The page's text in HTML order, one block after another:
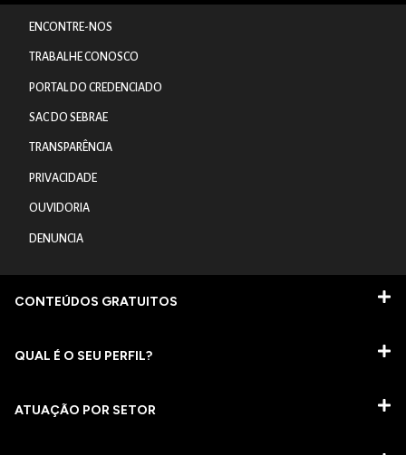
ENCONTRE-NOS
TRABALHE CONOSCO
PORTAL DO CREDENCIADO
SAC DO SEBRAE
TRANSPARÊNCIA
PRIVACIDADE
OUVIDORIA
DENUNCIA
CONTEÚDOS GRATUITOS
QUAL É O SEU PERFIL?
ATUAÇÃO POR SETOR